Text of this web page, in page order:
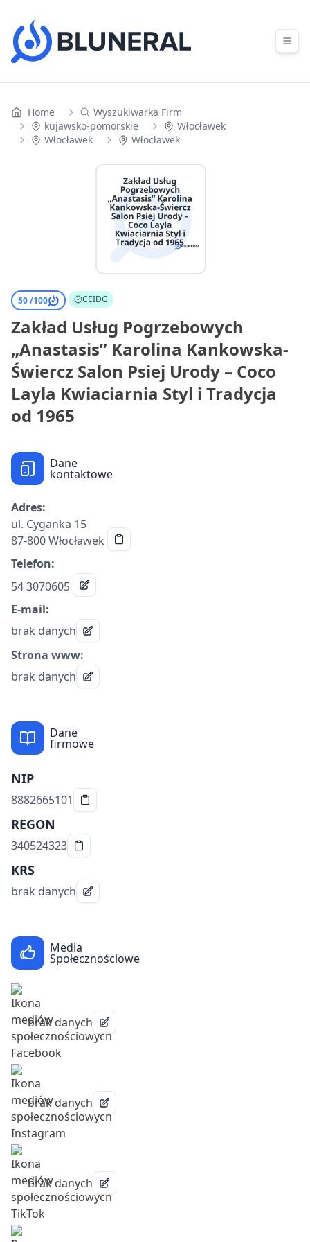
Home
Wyszukiwarka Firm
kujawsko-pomorskie
Włocławek
Włocławek
Włocławek
50 /100 CEIDG
Zakład Usług Pogrzebowych
„Anastasis” Karolina Kankowska-
Świercz Salon Psiej Urody – Coco
Layla Kwiaciarnia Styl i Tradycja
od 1965
Dane
kontaktowe
Adres:
ul. Cyganka 15
87-800 Włocławek
Telefon:
54 3070605
E-mail:
brak danych
Strona www:
brak danych
Dane
firmowe
NIP
8882665101
REGON
340524323
KRS
brak danych
Media
Społecznościowe
brak danych
brak danych
brak danych